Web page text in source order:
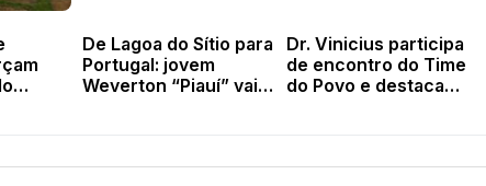
De Lagoa do Sítio para
Portugal: jovem
Weverton “Piauí” vai
Dr. Vinicius participa
de encontro do Time
do Povo e destaca